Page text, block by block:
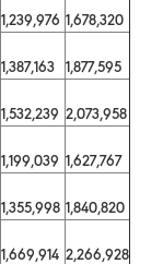
1,239,976 1,678,320
1,387,163
1,877,595
1,532,239 2,073,958
1,199,039 1,627,767
1,355,998 1,840,820
1,669,914 2,266,928